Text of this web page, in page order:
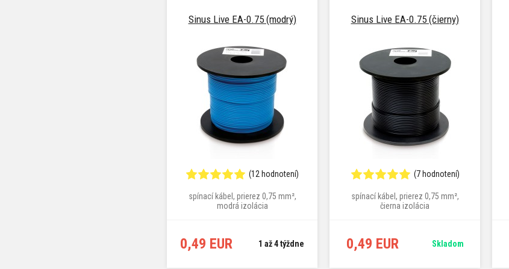
Sinus Live EA-0.75 (modrý)
(12 hodnotení)
spínací kábel, prierez 0,75 mm²,
modrá izolácia
0,49 EUR 1 až 4 týždne
Sinus Live EA-0.75 (čierny)
(7 hodnotení)
spínací kábel, prierez 0,75 mm²,
čierna izolácia
0,49 EUR Skladom